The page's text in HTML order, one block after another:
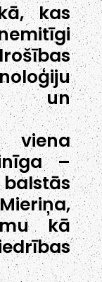
kas
un
viena
–
kā